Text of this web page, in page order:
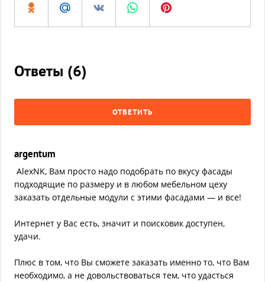
Ответы (6)
ОТВЕТИТЬ
argentum
AlexNK, Вам просто надо подобрать по вкусу фасады
подходящие по размеру и в любом мебельном цеху
заказать отдельные модули с этими фасадами — и все!
Интернет у Вас есть, значит и поисковик доступен,
удачи.
Плюс в том, что Вы сможете заказать именно то, что Вам
необходимо, а не довольствоваться тем, что удасться